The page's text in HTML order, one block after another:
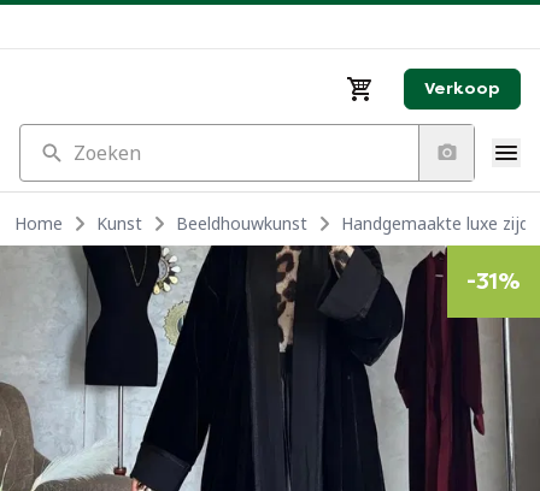
Verkoop
Zoeken
Home Kunst Beeldhouwkunst Handgemaakte luxe
-31%